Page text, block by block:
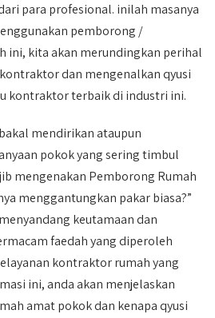
para profesional. inilah masanya
pemborong /
ini, kita akan merundingkan perihal
dan mengenalkan qyusi
kontraktor terbaik di industri ini.
mendirikan ataupun
pokok yang sering timbul
mengenakan Pemborong Rumah
menggantungkan pakar biasa?”
keutamaan dan
faedah yang diperoleh
kontraktor rumah yang
ini, anda akan menjelaskan
amat pokok dan kenapa qyusi